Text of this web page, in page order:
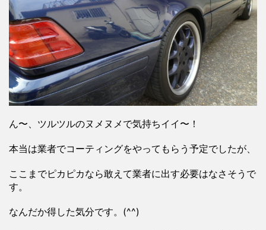
ん〜、ツルツルのヌメヌメで気持ちイイ〜！
本当は業者でコーティングをやってもらう予定でしたが、
ここまでピカピカなら敢えて業者に出す必要はなさそうで
す。
なんだか得した気分です。(^^)